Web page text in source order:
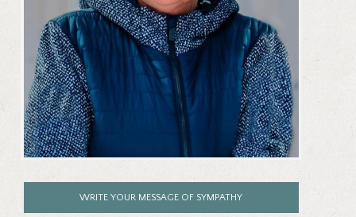
WRITE YOUR MESSAGE OF SYMPATHY